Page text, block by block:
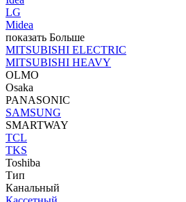
LG
Midea
показать Больше
MITSUBISHI ELECTRIC
MITSUBISHI HEAVY
OLMO
Osaka
PANASONIC
SAMSUNG
SMARTWAY
TCL
TKS
Toshiba
Тип
Канальный